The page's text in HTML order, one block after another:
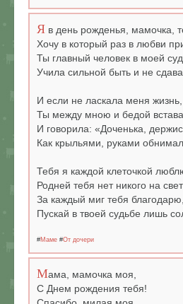
Я в день рожденья, мамочка,
Хочу в который раз в любви
Ты главный человек в моей
Учила сильной быть и не
И если не ласкала меня жизнь,
Ты между мною и бедой
И говорила: «Доченька,
Как крыльями, руками
Тебя я каждой клеточкой
Родней тебя нет никого на
За каждый миг тебя благодарю,
Пускай в твоей судьбе лишь
#Маме #От дочери
Мама, мамочка моя,
С Днем рождения тебя!